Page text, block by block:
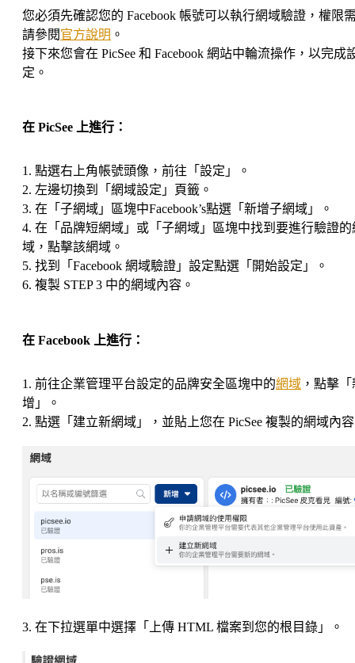
您必須先確認您的 Facebook 帳號可以執行網域驗證，權限
請參閱官方說明 。
接下來您會在 PicSee 和 Facebook 網站中輪流操作，以完成
定。
在 PicSee 上進行：
1. 點選右上角帳號頭像，前往「設定」。
2. 左邊切換到「網域設定」頁籤。
3. 在「子網域」區塊中Facebook’s點選「新增子網域」。
4. 在「品牌短網域」或「子網域」區塊中找到要進行驗證的
域，點擊該網域。
5. 找到「Facebook 網域驗證」設定點選「開始設定」。
6. 複製 STEP 3 中的網域內容。
在 Facebook 上進行：
1. 前往企業管理平台設定的品牌安全區塊中的網域 ，點擊「
增」。
2. 點選「建立新網域」，並貼上您在 PicSee 複製的網域內
3. 在下拉選單中選擇「上傳 HTML 檔案到您的根目錄」。